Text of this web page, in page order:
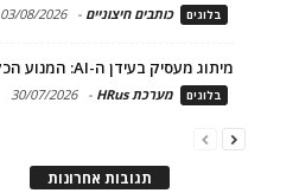
בלוגים כותבים חיצוניים -
03/08/2026
מיתוג מעסיק בעידן ה-AI: המנוע הכלכלי של גיוס ושימור טלנטים
בלוגים מערכת HRus -
30/07/2026
תגובות אחרונות